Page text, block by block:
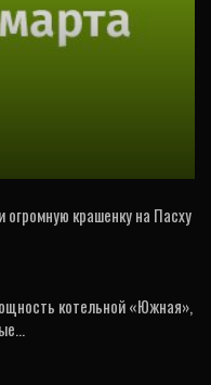
крашенку на Пасху
котельной «Южная»,